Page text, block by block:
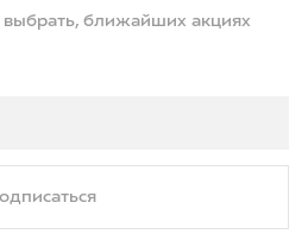
ближайших акциях